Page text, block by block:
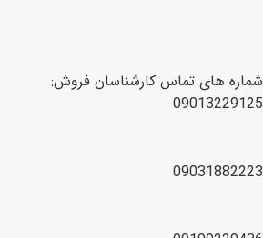
شماره های تماس کارشناسان فروش:
09013229125
09031882223